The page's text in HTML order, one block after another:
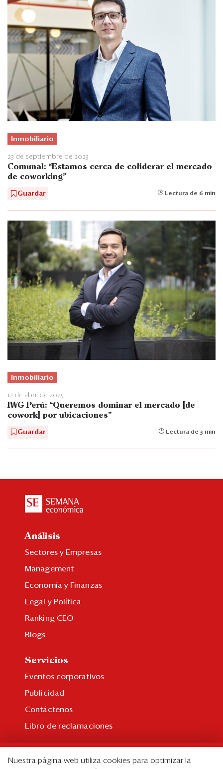
Inmobiliario
23 de septiembre de 2023
Comunal: “Estamos cerca de coliderar el mercado
de coworking”
Guardar Lectura de 6 min
Inmobiliario
12 de abril de 2025
IWG Perú: “Queremos dominar el mercado [de
cowork] por ubicaciones”
Guardar Lectura de 3 min
Análisis
Sectores y Empresas
Management
Economía y Finanzas
Legal y Política
Ranking CEO
Blogs
Servicios
Eventos corporativos
Publicidad
Contáctenos
Libro de reclamaciones
Nuestra página web utiliza cookies para optimizar la